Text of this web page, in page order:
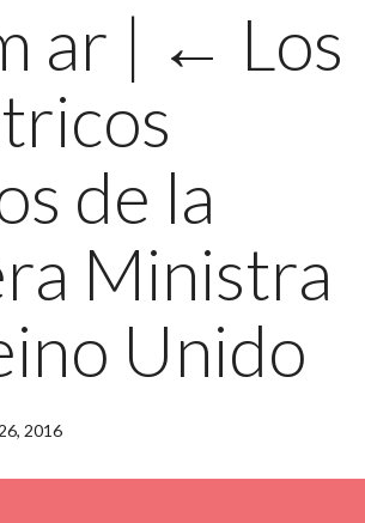
ar | ← Los
de la
Ministra
Unido
2016